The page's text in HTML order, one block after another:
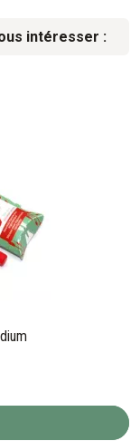
intéresser :